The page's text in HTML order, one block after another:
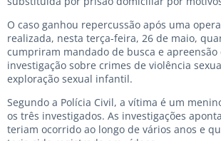
O caso ganhou repercussão após uma
realizada, nesta terça-feira, 26 de maio,
cumpriram mandado de busca e
investigação sobre crimes de violência
exploração sexual infantil.
Segundo a Polícia Civil, a vítima é um
os três investigados. As investigações
teriam ocorrido ao longo de vários anos e